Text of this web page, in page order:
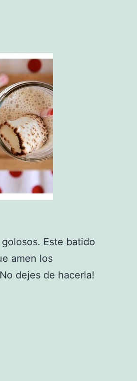
Este batido
amen los
dejes de hacerla!